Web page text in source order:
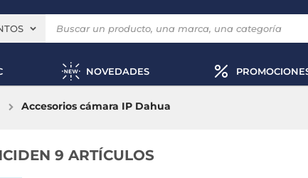
NOVEDADES
Accesorios cámara IP Dahua
9 ARTÍCULOS